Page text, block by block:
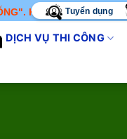
KHÔNG CHỈ BÁN SẢN
Tuyển dụng
DỊCH VỤ THI CÔNG